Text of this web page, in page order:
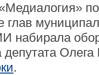
глав
набирала
.